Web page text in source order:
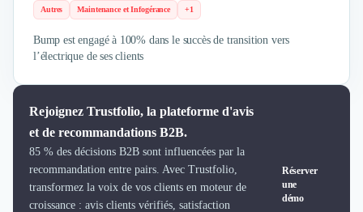
Externalisation Administrative
Transactions Services
Droit Commercial
Droit du Travail
Gestion de trésorerie
Recouvrement
Financement de matériel ou équipement
Autres Maintenance et Infogérance +1
Bump est engagé à 100% dans le succès de transition vers
l’électrique de ses clients
Rejoignez Trustfolio, la plateforme d'avis
et de recommandations B2B.
85 % des décisions B2B sont influencées par la
recommandation entre pairs. Avec Trustfolio,
transformez la voix de vos clients en moteur de
croissance : avis clients vérifiés, satisfaction
Réserver
une
démo